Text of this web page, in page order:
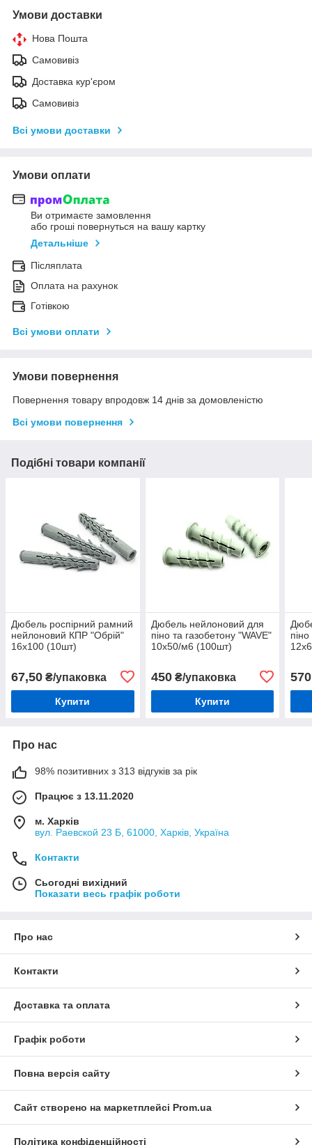
Умови доставки
Нова Пошта
Самовивіз
Доставка кур'єром
Самовивіз
Всі умови доставки
Умови оплати
Ви отримаєте замовлення
або гроші повернуться на вашу картку
Детальніше
Післяплата
Оплата на рахунок
Готівкою
Всі умови оплати
Умови повернення
Повернення товару впродовж 14 днів за домовленістю
Всі умови повернення
Подібні товари компанії
Дюбель роспірний рамний
нейлоновий КПР "Обрій"
16х100 (10шт)
67,50 ₴/упаковка
Купити
Дюбель нейлоновий для
піно та газобетону "WAVE"
10х50/м6 (100шт)
450₴/упаковка
Купити
570
Про нас
98% позитивних з 313 відгуків за рік
Працює з 13.11.2020
м. Харків
вул. Раевской 23 Б, 61000, Харків, Україна
Контакти
Сьогодні вихідний
Показати весь графік роботи
Про нас
Контакти
Доставка та оплата
Графік роботи
Повна версія сайту
Сайт створено на маркетплейсі Prom.ua
Політика конфіденційності